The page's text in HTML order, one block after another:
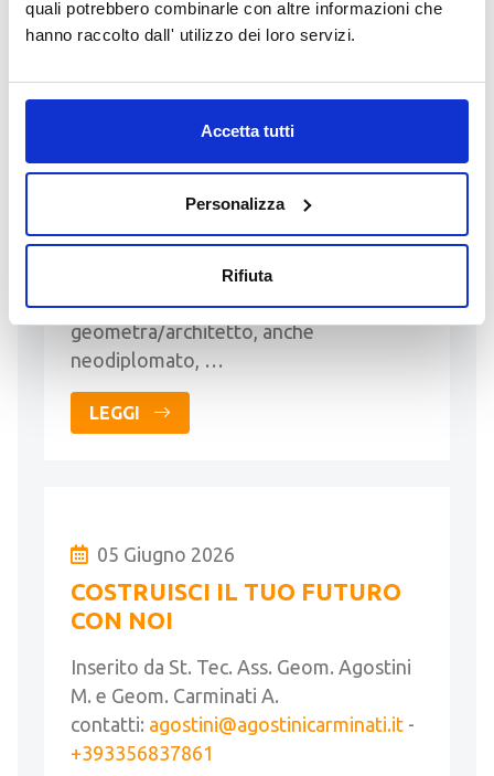
quali potrebbero combinarle con altre informazioni che
hanno raccolto dall' utilizzo dei loro servizi.
Accetta tutti
Personalizza
Rifiuta
PRESSO STUDIO TECNICO
MUTTI
+393318141088
edilizie, paesaggistiche, progettazione e
direzione lavori per nuove costruzioni e
ristrutturazioni, principalmente nel
basso Garda bresciano, cerca
geometra/architetto, anche
neodiplomato, …
LEGGI
05 Giugno 2026
COSTRUISCI IL TUO FUTURO
CON NOI
Inserito da St. Tec. Ass. Geom. Agostini
M. e Geom. Carminati A.
contatti: agostini@agostinicarminati.it -
+393356837861